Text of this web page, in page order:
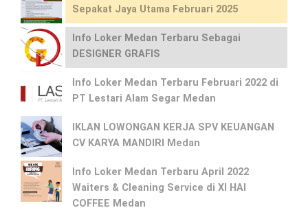
Sepakat Jaya Utama Februari 2025
Info Loker Medan Terbaru Sebagai
DESIGNER GRAFIS
Info Loker Medan Terbaru Februari 2022 di
PT Lestari Alam Segar Medan
IKLAN LOWONGAN KERJA SPV KEUANGAN
CV KARYA MANDIRI Medan
Info Loker Medan Terbaru April 2022
Waiters & Cleaning Service di XI HAI
COFFEE Medan